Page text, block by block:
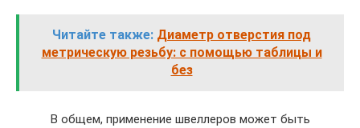
Читайте также: Диаметр отверстия под
метрическую резьбу: с помощью таблицы и
без
В общем, применение швеллеров может быть